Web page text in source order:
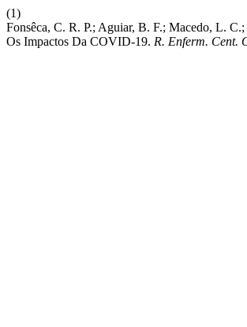
(1)
Fonsêca, C. R. P.; Aguiar, B. F.; Macedo, L.
Os Impactos Da COVID-19. R. Enferm. Cent.